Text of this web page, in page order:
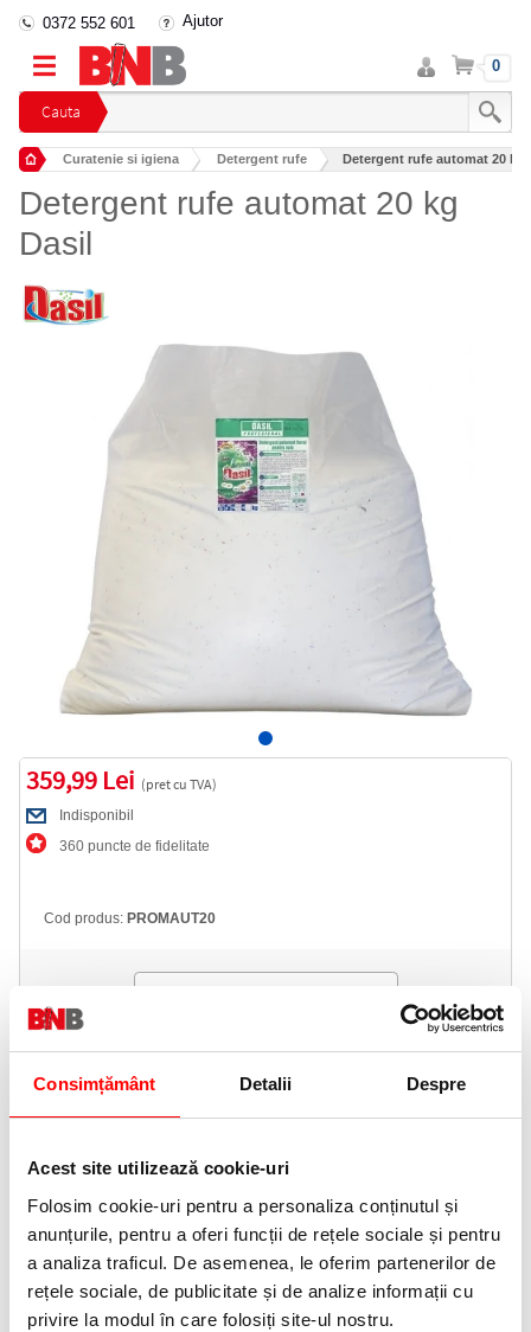
Consimțământ Detalii Despre
Acest site utilizează cookie-uri
Folosim cookie-uri pentru a personaliza conținutul și
anunțurile, pentru a oferi funcții de rețele sociale și pentru
a analiza traficul. De asemenea, le oferim partenerilor de
rețele sociale, de publicitate și de analize informații cu
privire la modul în care folosiți site-ul nostru.
Cauta
0372 552 601 Ajutor
Intra
in
cont
Cos 0
Curatenie si igiena Detergent rufe Detergent rufe automat 20 kg
Detergent rufe automat 20 kg
Dasil
359,99 Lei (pret cu TVA)
Indisponibil
360 puncte de fidelitate
Cod produs: PROMAUT20
Telefon:
Adauga in wishlist
Detergent solid pentru rufe conceput cu spumare redusa pentru
utilizarea exclusiva la masinile de spalat automate.